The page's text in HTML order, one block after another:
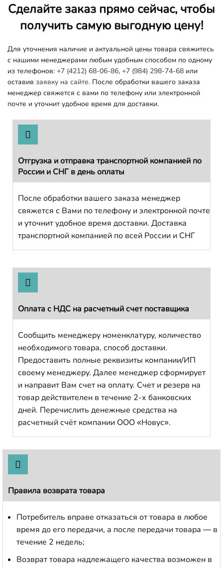
Сделайте заказ прямо сейчас, чтобы
получить самую выгодную цену!
Для уточнения наличие и актуальной цены товара свяжитесь
с нашими менеджерами любым удобным способом по одному
из телефонов: +7 (4212) 68-06-86, +7 (984) 298-74-68 или
оставив заявку на сайте. После обработки вашего заказа
менеджер свяжется с вами по телефону или электронной
почте и уточнит удобное время для доставки.
Отгрузка и отправка транспортной компанией по
России и СНГ в день оплаты
После обработки вашего заказа менеджер
свяжется с Вами по телефону и электронной почте
и уточнит удобное время доставки. Доставка
транспортной компанией по всей России и СНГ
Оплата с НДС на расчетный счет поставщика
Сообщить менеджеру номенклатуру, количество
необходимого товара, способ доставки.
Предоставить полные реквизиты компании/ИП
своему менеджеру. Далее менеджер сформирует
и направит Вам счет на оплату. Счет и резерв на
товар действителен в течение 2-х банковских
дней. Перечислить денежные средства на
расчетный счёт компании ООО «Новус».
Правила возврата товара
Потребитель вправе отказаться от товара в любое
время до его передачи, а после передачи товара — в
течение 2 недель;
Возврат товара надлежащего качества возможен в